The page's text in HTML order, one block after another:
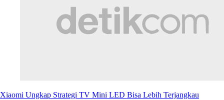
Xiaomi Ungkap Strategi TV Mini LED Bisa Lebih Terjangkau